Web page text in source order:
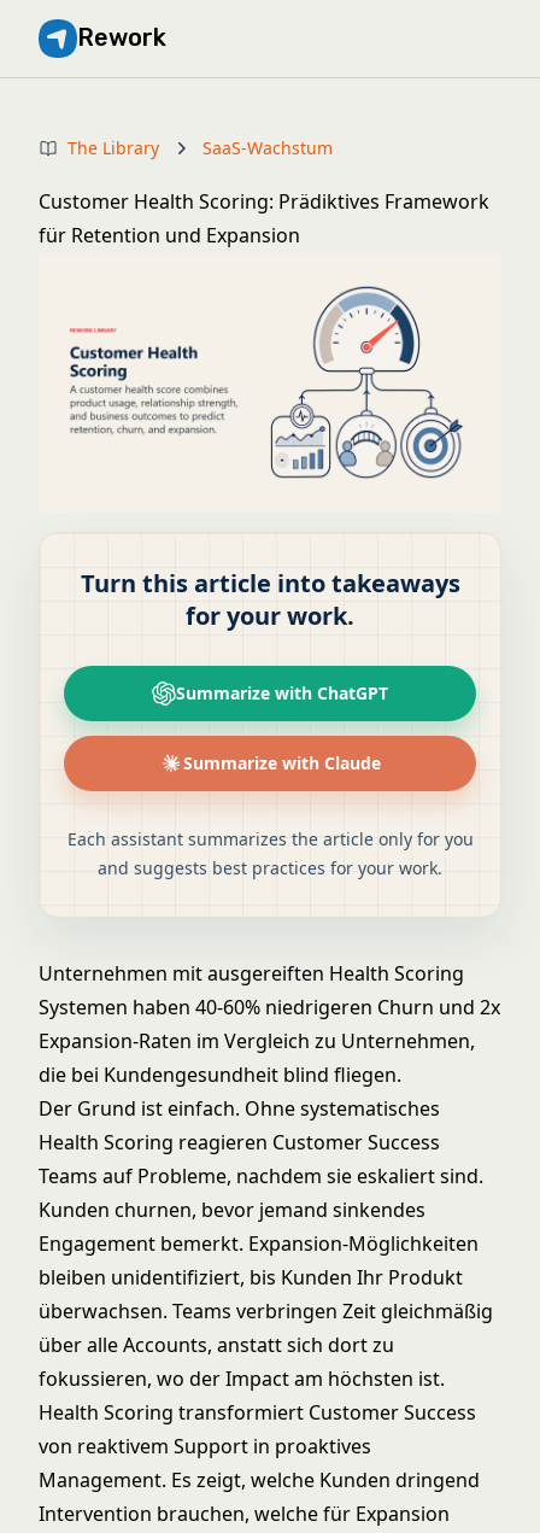
Rework
The Library SaaS-Wachstum
Customer Health Scoring: Prädiktives Framework
für Retention und Expansion
Turn this article into takeaways
for your work.
Summarize with ChatGPT
Summarize with Claude
Each assistant summarizes the article only for you
and suggests best practices for your work.
Unternehmen mit ausgereiften Health Scoring
Systemen haben 40-60% niedrigeren Churn und 2x
Expansion-Raten im Vergleich zu Unternehmen,
die bei Kundengesundheit blind fliegen.
Der Grund ist einfach. Ohne systematisches
Health Scoring reagieren Customer Success
Teams auf Probleme, nachdem sie eskaliert sind.
Kunden churnen, bevor jemand sinkendes
Engagement bemerkt. Expansion-Möglichkeiten
bleiben unidentifiziert, bis Kunden Ihr Produkt
überwachsen. Teams verbringen Zeit gleichmäßig
über alle Accounts, anstatt sich dort zu
fokussieren, wo der Impact am höchsten ist.
Health Scoring transformiert Customer Success
von reaktivem Support in proaktives
Management. Es zeigt, welche Kunden dringend
Intervention brauchen, welche für Expansion